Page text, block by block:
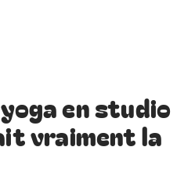
en studio
vraiment la